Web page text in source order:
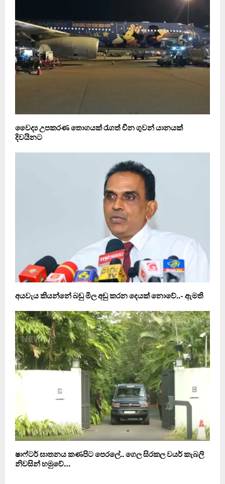
වෛද්‍ය උපකරණ තොගයක් රැගත් චීන ගුවන් යානයක්
දිවයිනට
අයවැය කියන්නේ බඩු මිල අඩු කරන දෙයක් නොවේ..- ඇමති
ෂාෆ්ටර් ඝාතනය කණපිට පෙරලේ.. ගෙල සිරකල වයර් කැබලි
නිවසින් හමුවේ…